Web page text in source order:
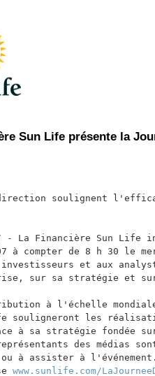
Sun Life présente la
soulignent
- La Financière Sun Life
à compter de 8 h 30 le
et aux
sur sa stratégie et
à l'échelle
souligneront les
à sa stratégie fondée sur
des médias
à assister à
www.sunlife.com/